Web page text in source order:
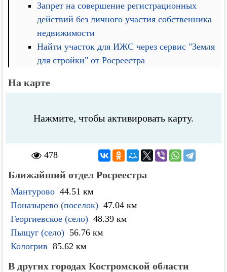
Запрет на совершение регистрационных
действий без личного участия собственника
недвижимости
Найти участок для ИЖС через сервис "Земля
для стройки" от Росреестра
На карте
Нажмите, чтобы активировать карту.
478
Ближайший отдел Росреестра
Мантурово 44.51 км
Поназырево (поселок) 47.04 км
Георгиевское (село) 48.39 км
Пыщуг (село) 56.76 км
Кологрив 85.62 км
В других городах Костромской области